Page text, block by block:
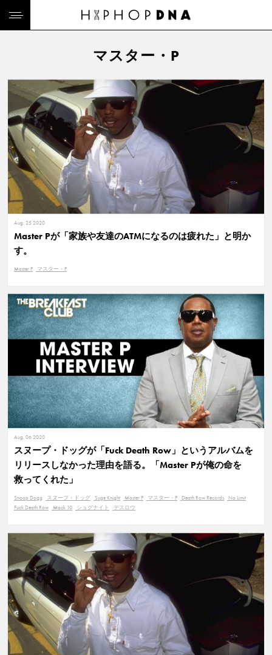
マスター・P
Aug. 25 2020
Master Pが「家族や友達のATMになるのは疲れた」と明か
す。
Master P マスター・P
Aug. 06 2020
スヌープ・ドッグが「Fuck Death Row」というアルバムを
リリースしなかった理由を語る。「Master Pが俺の命を
救ってくれた」
Snoop Dogg スヌープ・ドッグ Suge Knight Master P マスター・P Death Row Records
No Limit
Fuck Death Row Mack 10 シュグナイト デスロウ